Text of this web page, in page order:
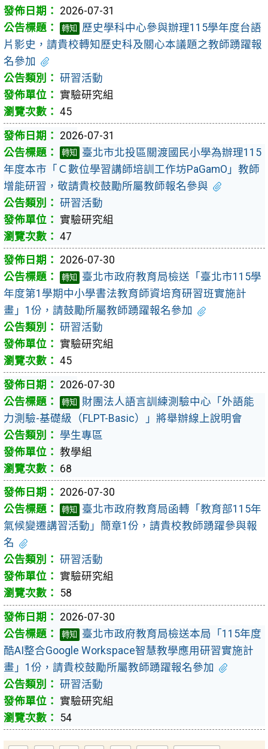
2026-07-31
轉知
歷史學科中心參與辦理115學年度台語
片影史，請貴校轉知歷史科及關心本議題之教師踴躍報
名參加
研習活動
實驗研究組
45
2026-07-31
轉知
臺北市北投區關渡國民小學為辦理115
年度本市「Ｃ數位學習講師培訓工作坊PaGamO」教師
增能研習，敬請貴校鼓勵所屬教師報名參與
研習活動
實驗研究組
47
2026-07-30
轉知
臺北市政府教育局檢送「臺北市115學
年度第1學期中小學書法教育師資培育研習班實施計
畫」1份，請鼓勵所屬教師踴躍報名參加
研習活動
實驗研究組
45
2026-07-30
轉知
財團法人語言訓練測驗中心「外語能
力測驗-基礎級（FLPT-Basic）」將舉辦線上說明會
學生專區
教學組
68
2026-07-30
轉知
臺北市政府教育局函轉「教育部115年
氣候變遷講習活動」簡章1份，請貴校教師踴躍參與報
名
研習活動
實驗研究組
58
2026-07-30
轉知
臺北市政府教育局檢送本局「115年度
酷AI整合Google Workspace智慧教學應用研習實施計
畫」1份，請貴校鼓勵所屬教師踴躍報名參加
研習活動
實驗研究組
54